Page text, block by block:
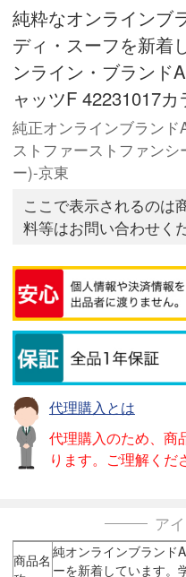
純粋なオンラインブ
ディ・スーフを新着
ンライン・ブランド
ャッツF 42231017
純正オンラインブランド
ストファーストファン
ー)-京東
ここで表示されるのは
料等はお問い合わせく
代理購入とは
代理購入のため、商
ります。ご理解くだ
ア
商品名 純オンラインブランド
ーを新着しています。